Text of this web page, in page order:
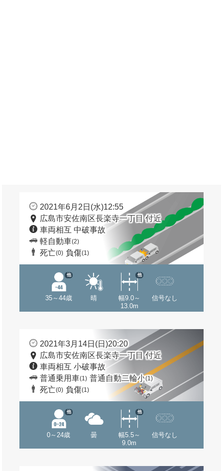
2021年6月2日(水)12:55
広島市安佐南区長楽寺一丁目 付近
車両相互 中破事故
軽自動車(2)
死亡(0) 負傷(1)
35～44歳
他
晴
幅9.0～
13.0m
他
信号なし
2021年3月14日(日)20:20
広島市安佐南区長楽寺一丁目 付近
車両相互 小破事故
普通乗用車(1) 普通自動二輪小(1)
死亡(0) 負傷(1)
0～24歳
他
曇
幅5.5～
9.0m
他
信号なし